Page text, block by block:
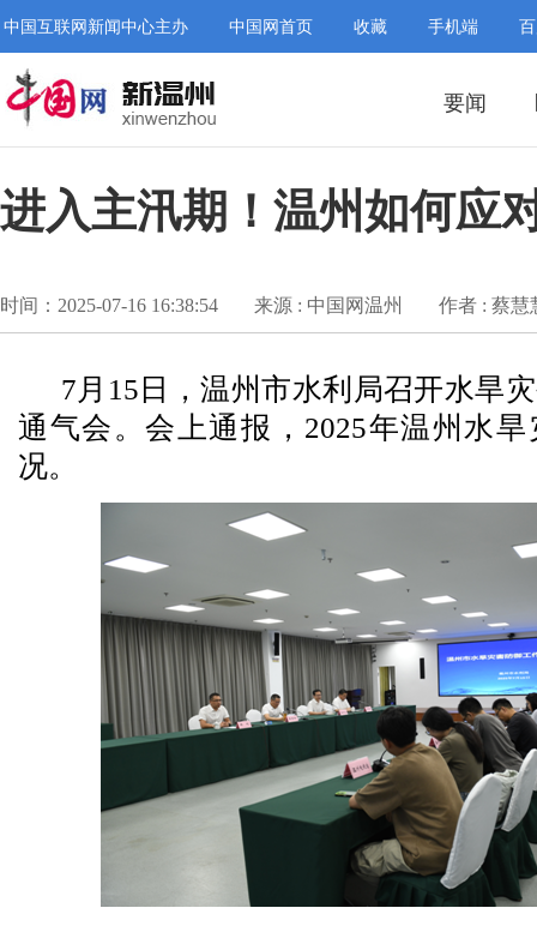
中国互联网新闻中心主办 中国网首页 收藏 手机端
要闻
进入主汛期！温州如何应
时间：2025-07-16 16:38:54 来源 : 中国网温州 作者 : 蔡慧
7月15日，温州市水利局召开水旱
通气会。会上通报，2025年温州水
况。